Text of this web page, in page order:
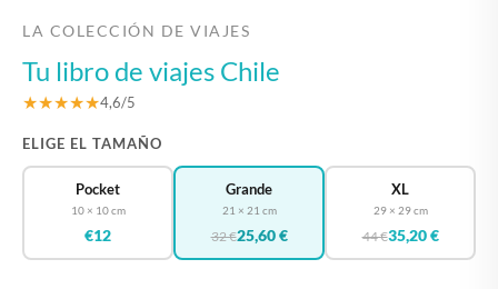
LA COLECCIÓN DE VIAJES
Tu libro de viajes Chile
★★★★★4,6/5
ELIGE EL TAMAÑO
Pocket
10 × 10 cm
€12
Grande
21 × 21 cm
32 €25,60 €
XL
29 × 29 cm
44 €35,20 €